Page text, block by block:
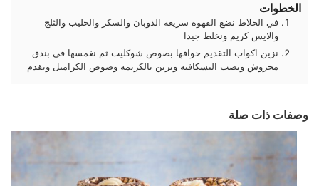
الخطوات
في الخلاط نضع القهوه سريعه الذوبان والسكر والحليب والثلج
والايس كريم ونخلط جيدا
نزين اكواب التقديم حوافها بصوص شوكليت ثم نغمسها في بندق
مجروش ونصب النسكافيه وتزين بالكريمه وصوص الكراميل وتقدم
وصفات ذات صلة